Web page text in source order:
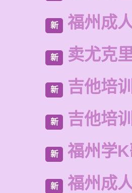
新 福州成
新 卖尤克
新 吉他培
新 吉他培
新 福州学
新 福州成